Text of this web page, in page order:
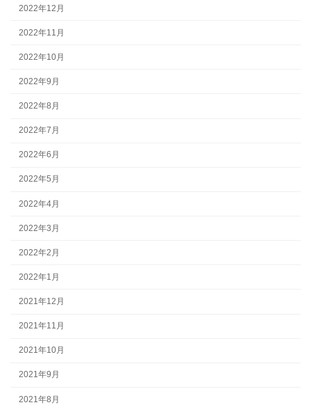
2022年12月
2022年11月
2022年10月
2022年9月
2022年8月
2022年7月
2022年6月
2022年5月
2022年4月
2022年3月
2022年2月
2022年1月
2021年12月
2021年11月
2021年10月
2021年9月
2021年8月